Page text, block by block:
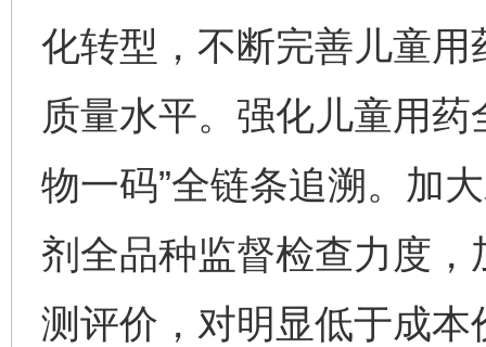
化转型，不断完善儿童
质量水平。强化儿童用
物一码”全链条追溯。加
剂全品种监督检查力度
测评价，对明显低于成